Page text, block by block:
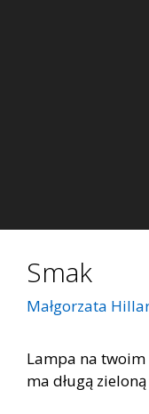
Smak
Małgorzata
Lampa na
ma długą